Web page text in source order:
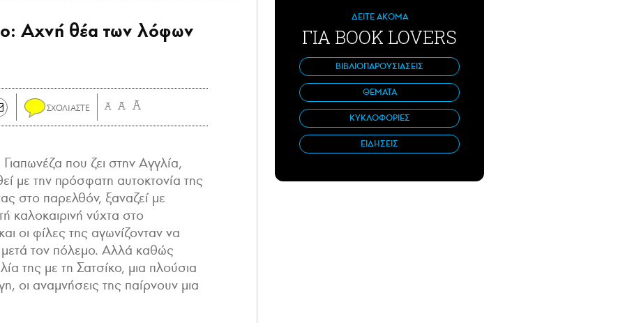
Αχνή θέα των λόφων
που ζει στην Αγγλία,
με την πρόσφατη αυτοκτονία της
στο παρελθόν, ξαναζεί με
καλοκαιρινή νύχτα στο
οι φίλες της αγωνίζονταν να
τον πόλεμο. Αλλά καθώς
της με τη Σατσίκο, μια πλούσια
οι αναμνήσεις της παίρνουν μια
ΔΕΙΤΕ ΑΚΟΜΑ
ΓΙΑ BOOK LOVERS
ΒΙΒΛΙΟΠΑΡΟΥΣΙΑΣΕΙΣ
ΘΕΜΑΤΑ
ΚΥΚΛΟΦΟΡΙΕΣ
ΕΙΔΗΣΕΙΣ